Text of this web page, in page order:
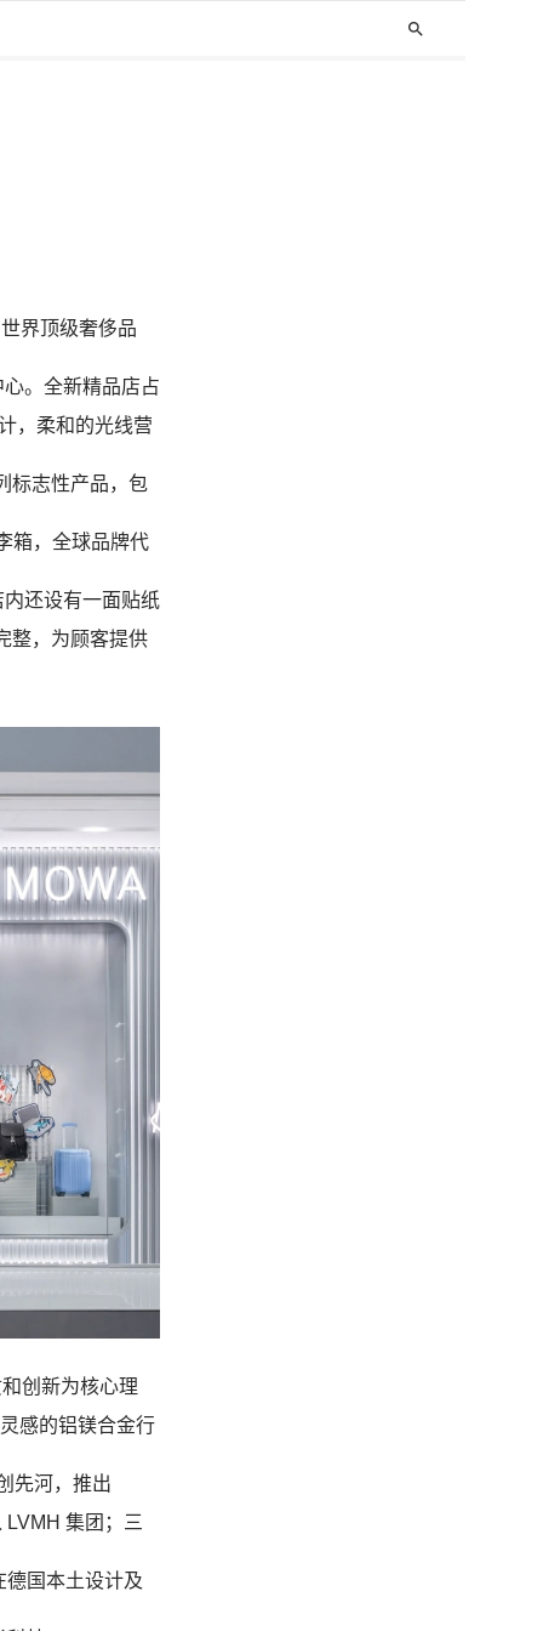
search
界顶级奢侈品
。全新精品店占
，柔和的光线营
标志性产品，包
箱，全球品牌代
还设有一面贴纸
整，为顾客提供
创新为核心理
感的铝镁合金行
先河，推出
LVMH 集团；三
国本土设计及